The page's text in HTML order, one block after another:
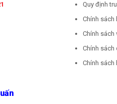
Quy định
Chính sách
Chính sách
Chính sách
Chính sách